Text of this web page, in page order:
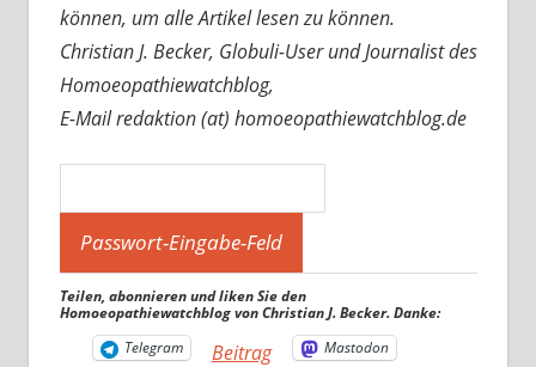
können, um alle Artikel lesen zu können.
Christian J. Becker, Globuli-User und Journalist des
Homoeopathiewatchblog,
E-Mail redaktion (at) homoeopathiewatchblog.de
Teilen, abonnieren und liken Sie den
Homoeopathiewatchblog von Christian J. Becker. Danke:
Telegram
Beitrag
Mastodon